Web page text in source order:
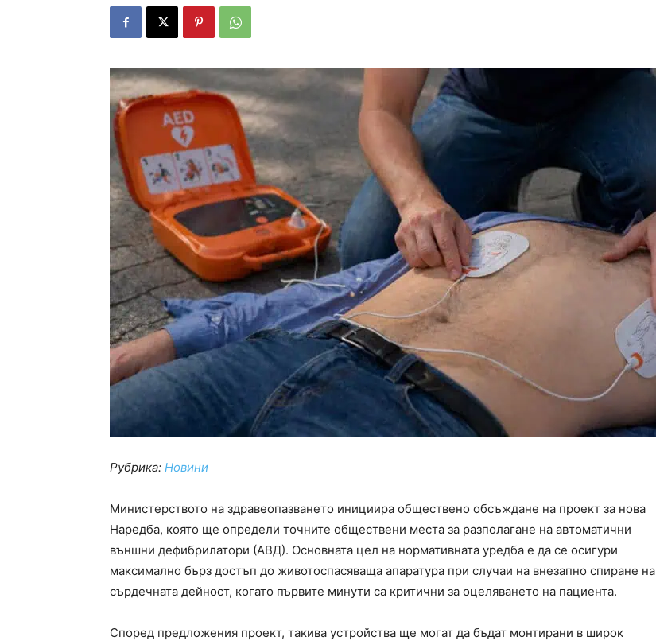
Рубрика: Новини
Министерството на здравеопазването инициира обществено обсъждане на проект за нова
Наредба, която ще определи точните обществени места за разполагане на автоматични
външни дефибрилатори (АВД). Основната цел на нормативната уредба е да се осигури
максимално бърз достъп до животоспасяваща апаратура при случаи на внезапно спиране на
сърдечната дейност, когато първите минути са критични за оцеляването на пациента.
Според предложения проект, такива устройства ще могат да бъдат монтирани в широк